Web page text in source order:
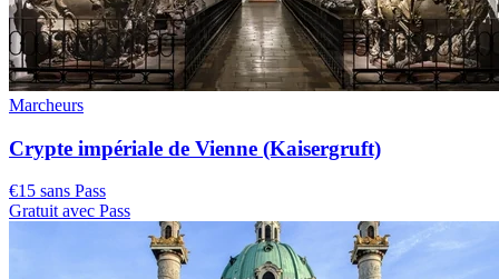
Marcheurs
Crypte impériale de Vienne (Kaisergruft)
€15 sans Pass
Gratuit avec Pass